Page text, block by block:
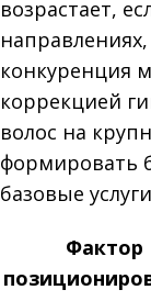
возрастает,
конкуренция
коррекцией
волос на
формировать
базовые
Фактор